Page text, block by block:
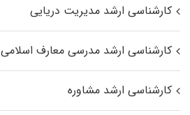
کارشناسی ارشد مدیریت دریایی
کارشناسی ارشد مدرسی معارف اسلامی
کارشناسی ارشد مشاوره